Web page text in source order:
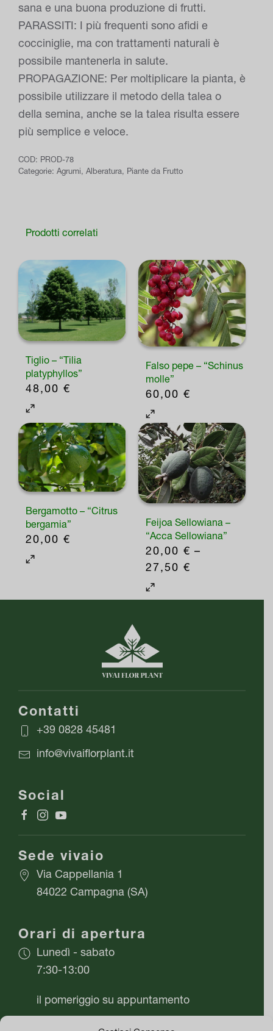
sana e una buona produzione di frutti.
PARASSITI: I più frequenti sono afidi e
cocciniglie, ma con trattamenti naturali è
possibile mantenerla in salute.
PROPAGAZIONE: Per moltiplicare la pianta, è
possibile utilizzare il metodo della talea o
della semina, anche se la talea risulta essere
più semplice e veloce.
COD: PROD-78
Categorie: Agrumi, Alberatura, Piante da Frutto
Prodotti correlati
Tiglio – “Tilia
platyphyllos”
48,00 €
Falso pepe – “Schinus
molle”
60,00 €
Bergamotto – “Citrus
bergamia”
20,00 €
Feijoa Sellowiana –
“Acca Sellowiana”
20,00 € –
27,50 €
PREZZO:
Questo
prodotto
più
varianti.
Le
Contatti
+39 0828 45481
info@vivaiflorplant.it
Social
Sede vivaio
Via Cappellania 1
84022 Campagna (SA)
Orari di apertura
Lunedì - sabato
7:30-13:00
il pomeriggio su appuntamento